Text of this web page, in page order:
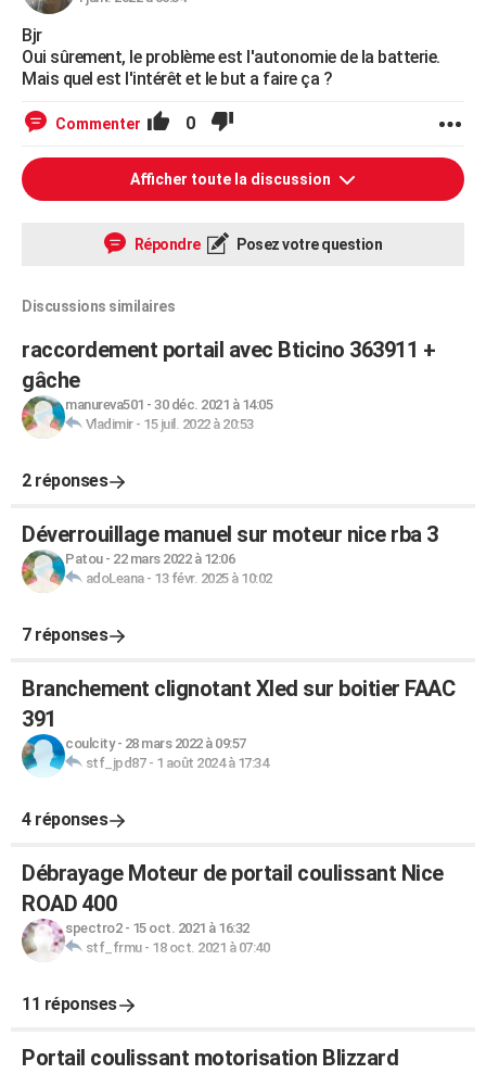
Bjr
Oui sûrement, le problème est l'autonomie de la batterie.
Mais quel est l'intérêt et le but a faire ça ?
Commenter 0
Afficher toute la discussion
Répondre Posez votre question
Discussions similaires
raccordement portail avec Bticino 363911 +
gâche
manureva501 - 30 déc. 2021 à 14:05
Vladimir- 15 juil. 2022 à 20:53
2 réponses
Déverrouillage manuel sur moteur nice rba 3
Patou- 22 mars 2022 à 12:06
adoLeana- 13 févr. 2025 à 10:02
7 réponses
Branchement clignotant Xled sur boitier FAAC
391
coulcity- 28 mars 2022 à 09:57
stf_jpd87- 1 août 2024 à 17:34
4 réponses
Débrayage Moteur de portail coulissant Nice
ROAD 400
spectro2- 15 oct. 2021 à 16:32
stf_frmu- 18 oct. 2021 à 07:40
11 réponses
Portail coulissant motorisation Blizzard